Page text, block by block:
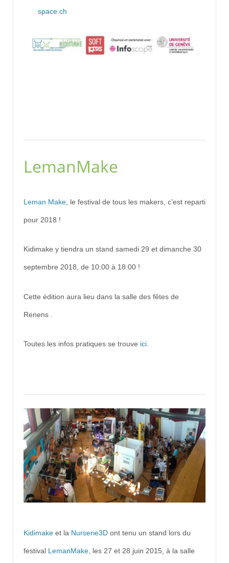
space.ch
LemanMake
Leman Make , le festival de tous les makers, c’est reparti
pour 2018 !
Kidimake y tiendra un stand samedi 29 et dimanche 30
septembre 2018, de 10:00 à 18:00 !
Cette édition aura lieu dans la salle des fêtes de
Renens .
Toutes les infos pratiques se trouve ici.
Kidimake et la Nurserie3D ont tenu un stand lors du
festival LemanMake, les 27 et 28 juin 2015, à la salle